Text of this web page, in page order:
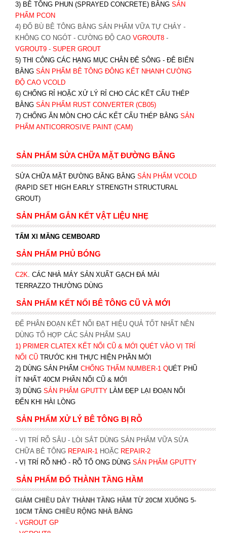
3) BÊ TÔNG PHUN (SPRAYED CONCRETE) BẰNG SẢN
PHẨM PCON
4) ĐỔ BÙ BÊ TÔNG BẰNG SẢN PHẨM VỮA TỰ CHẢY -
KHÔNG CO NGÓT - CƯỜNG ĐỘ CAO VGROUT8-
VGROUT9- SUPER GROUT
5) THI CÔNG CÁC HẠNG MỤC CHÂN ĐÊ SÔNG - ĐÊ BIỂN
BẰNG SẢN PHẨM BÊ TÔNG ĐÔNG KẾT NHANH CƯỜNG
ĐỘ CAO VCOLD
6) CHỐNG RỈ HOẶC XỬ LÝ RỈ CHO CÁC KẾT CẤU THÉP
BẰNG SẢN PHẨM RUST CONVERTER (CB05)
7) CHỐNG ĂN MÒN CHO CÁC KẾT CẤU THÉP BẰNG SẢN
PHẨM ANTICORROSIVE PAINT (CAM)
SẢN PHẨM SỬA CHỮA MẶT ĐƯỜNG BĂNG
SỬA CHỮA MẶT ĐƯỜNG BĂNG BẰNG SẢN PHẨM VCOLD
(RAPID SET HIGH EARLY STRENGTH STRUCTURAL
GROUT)
SẢN PHẨM GẮN KẾT VẬT LIỆU NHẸ
TẤM XI MĂNG CEMBOARD
SẢN PHẨM PHỦ BÓNG
C2K. CÁC NHÀ MÁY SẢN XUẤT GẠCH ĐÁ MÀI
TERRAZZO THƯỜNG DÙNG
SẢN PHẨM KẾT NỐI BÊ TÔNG CŨ VÀ MỚI
ĐỂ PHÂN ĐOẠN KẾT NỐI ĐẠT HIỆU QUẢ TỐT NHẤT NÊN
DÙNG TỔ HỢP CÁC SẢN PHẨM SAU
1) PRIMER CLATEX KẾT NỐI CŨ & MỚI QUÉT VÀO VỊ TRÍ
NỐI CŨ TRƯỚC KHI THỰC HIỆN PHẦN MỚI
2) DÙNG SẢN PHẨM CHỐNG THẤM NUMBER-1QUÉT PHŨ
ÍT NHẤT 40CM PHẦN NỐI CŨ & MỚI
3) DÙNG SẢN PHẨM GPUTTY LÀM ĐẸP LẠI ĐOẠN NỐI
ĐẾN KHI HÀI LÒNG
SẢN PHẨM XỬ LÝ BÊ TÔNG BỊ RỖ
- VỊ TRÍ RỖ SÂU - LÒI SẮT DÙNG SẢN PHẨM VỮA SỬA
CHỮA BÊ TÔNG REPAIR-1HOẶC REPAIR-2
- VỊ TRÍ RỖ NHỎ - RỖ TỔ ONG DÙNG SẢN PHẨM GPUTTY
SẢN PHẨM ĐỔ THÀNH TẦNG HẦM
GIẢM CHIỀU DÀY THÀNH TẦNG HẦM TỪ 20CM XUỐNG 5-
10CM TĂNG CHIỀU RỘNG NHÀ BẰNG
- VGROUT GP